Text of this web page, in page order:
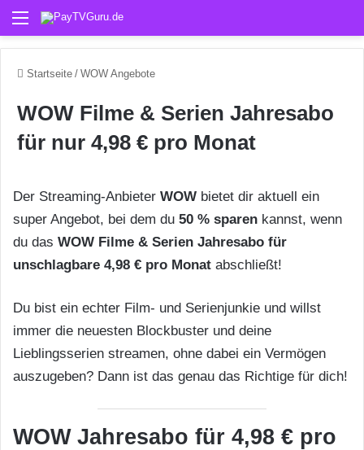
Menü
Startseite / WOW Angebote
WOW Filme & Serien Jahresabo
für nur 4,98 € pro Monat
Der Streaming-Anbieter WOW bietet dir aktuell ein
super Angebot, bei dem du 50 % sparen kannst, wenn
du das WOW Filme & Serien Jahresabo für
unschlagbare 4,98 € pro Monat abschließt!
Du bist ein echter Film- und Serienjunkie und willst
immer die neuesten Blockbuster und deine
Lieblingsserien streamen, ohne dabei ein Vermögen
auszugeben? Dann ist das genau das Richtige für dich!
WOW Jahresabo für 4,98 € pro